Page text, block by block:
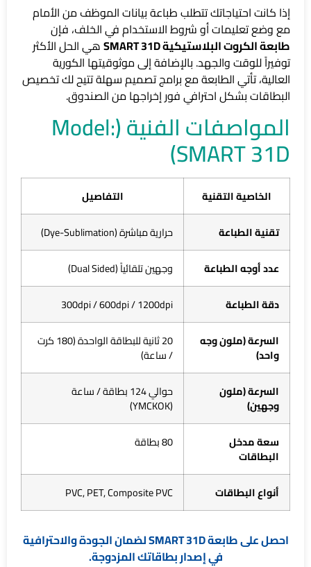
إذا كانت احتياجاتك تتطلب طباعة بيانات الموظف من الأمام
مع وضع تعليمات أو شروط الاستخدام في الخلف، فإن
طابعة الكروت البلاستيكية SMART 31D
هي الحل الأكثر
توفيراً للوقت والجهد. بالإضافة إلى موثوقيتها الكورية
العالية، تأتي الطابعة مع برامج تصميم سهلة تتيح لك تخصيص
البطاقات بشكل احترافي فور إخراجها من الصندوق.
المواصفات الفنية (Model:
SMART 31D)
الخاصية التقنية
التفاصيل
تقنية الطباعة
حرارية مباشرة (Dye-Sublimation)
عدد أوجه الطباعة
وجهين تلقائياً (Dual Sided)
دقة الطباعة
300dpi / 600dpi / 1200dpi
السرعة (ملون وجه
واحد)
20 ثانية للبطاقة الواحدة (180 كرت
/ ساعة)
السرعة (ملون
وجهين)
حوالي 124 بطاقة / ساعة
(YMCKOK)
سعة مدخل
البطاقات
80 بطاقة
أنواع البطاقات PVC, PET, Composite PVC
احصل على طابعة SMART 31D لضمان الجودة والاحترافية
في إصدار بطاقاتك المزدوجة.